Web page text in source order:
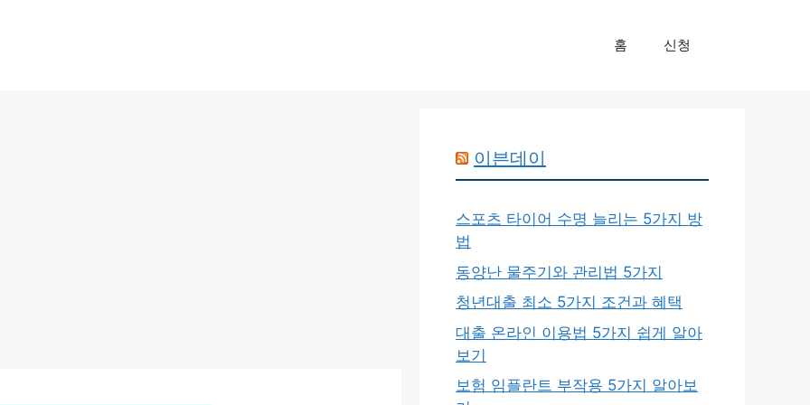
홈 신청
이븐데이
스포츠 타이어 수명 늘리는 5가지 방
법
동양난 물주기와 관리법 5가지
청년대출 최소 5가지 조건과 혜택
대출 온라인 이용법 5가지 쉽게 알아
보기
보험 임플란트 부작용 5가지 알아보